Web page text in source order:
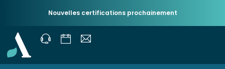
Nouvelles certifications prochainement